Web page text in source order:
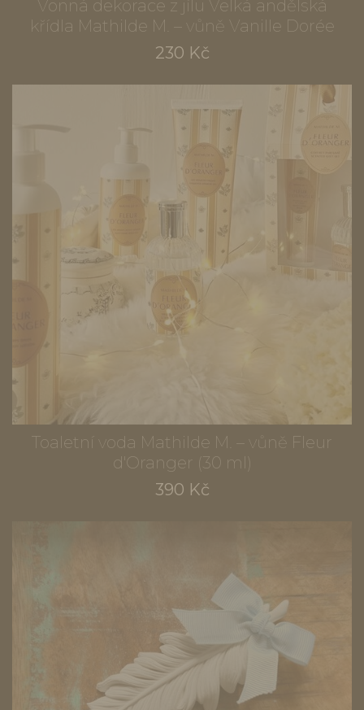
Vonná dekorace z jílu Velká andělská
křídla Mathilde M. – vůně Vanille Dorée
230 Kč
Toaletní voda Mathilde M. – vůně Fleur
d'Oranger (30 ml)
390 Kč